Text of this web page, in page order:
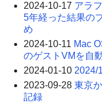
2024-10-17 アラ
5年経った結果の
め
2024-10-11 Mac
のゲストVMを自
2024-01-10 2024/
2023-09-28 東京
記録